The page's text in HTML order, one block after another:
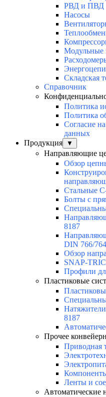
РВД и ПВД
Насосы
Модульные
Энергоцепи
Складская
Справочник
Политика
Политика
Согласие
данных
Продукция
▼
Направляющие
Обзор
Стальные
Болты с
8187
DIN 766/764
Обзор
SNAP-
Профили
Пластиковые
8187
Прочее
Приводная
Ленты и
Автоматические